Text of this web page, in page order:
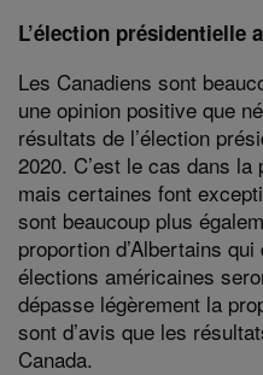
L’élection présidentielle
Les Canadiens sont
une opinion positive que
résultats de l’élection
2020. C’est le cas dans
mais certaines font
sont beaucoup plus
proportion d’Albertains
élections américaines
dépasse légèrement la
sont d’avis que les
Canada.